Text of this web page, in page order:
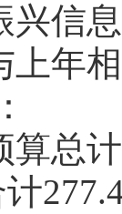
兴信
上年
算总